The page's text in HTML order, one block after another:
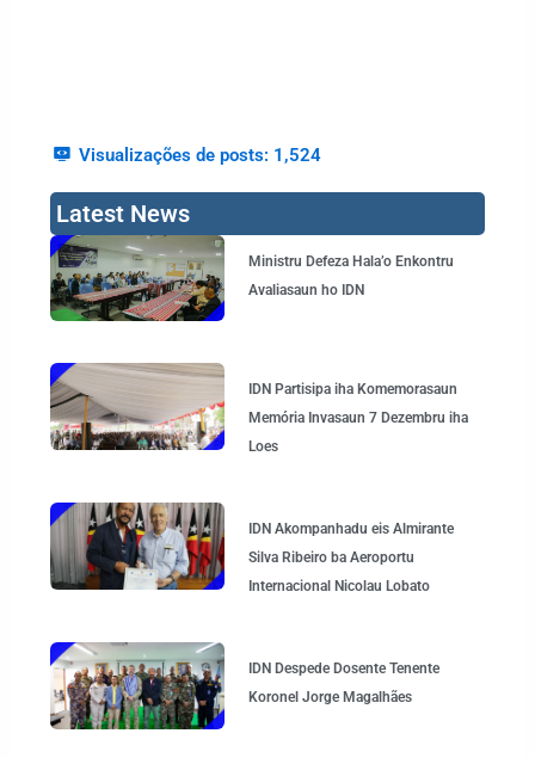
Visualizações de posts: 1,524
Latest News
Ministru Defeza Hala’o Enkontru
Avaliasaun ho IDN
IDN Partisipa iha Komemorasaun
Memória Invasaun 7 Dezembru iha
Loes
IDN Akompanhadu eis Almirante
Silva Ribeiro ba Aeroportu
Internacional Nicolau Lobato
IDN Despede Dosente Tenente
Koronel Jorge Magalhães
Page